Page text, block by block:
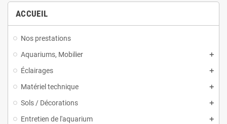
ACCUEIL
Nos prestations
Aquariums, Mobilier
Éclairages
Matériel technique
Sols / Décorations
Entretien de l'aquarium